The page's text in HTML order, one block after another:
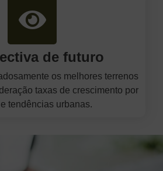
de futuro
os melhores terrenos
taxas de crescimento por
tendências urbanas.